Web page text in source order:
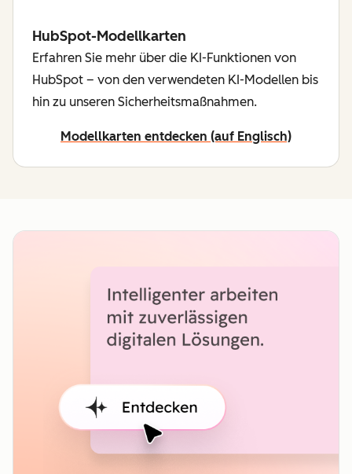
HubSpot-Modellkarten
Erfahren Sie mehr über die KI-Funktionen von
HubSpot – von den verwendeten KI-Modellen bis
hin zu unseren Sicherheitsmaßnahmen.
Modellkarten entdecken (auf Englisch)